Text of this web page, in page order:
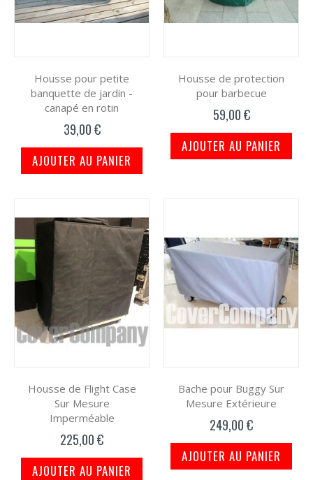
Housse pour petite
banquette de jardin -
canapé en rotin
39,00 €
AJOUTER AU PANIER
Housse de protection
pour barbecue
59,00 €
AJOUTER AU PANIER
Housse de Flight Case
Sur Mesure
Imperméable
225,00 €
AJOUTER AU PANIER
Bache pour Buggy Sur
Mesure Extérieure
249,00 €
AJOUTER AU PANIER